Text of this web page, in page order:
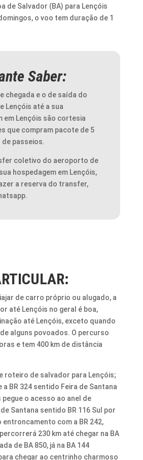
de Salvador (BA) para Lençóis
o voo tem duração de 1
Saber:
chegada e o de saída do
Lençóis até a sua
em Lençóis são cortesia
que compram pacote de 5
de passeios.
coletivo do aeroporto de
hospedagem em Lençóis,
a reserva do transfer,
de carro próprio ou alugado, a
até Lençóis no geral é boa,
até Lençóis, exceto quando
alguns povoados. O percurso
e tem 400 km de distância
roteiro de salvador para Lençóis;
a BR 324 sentido Feira de Santana
pegue o acesso ao anel de
Santana sentido BR 116 Sul por
entroncamento com a BR 242,
230 km até chegar na BA
de BA 850, já na BA 144
chegar ao centrinho charmoso